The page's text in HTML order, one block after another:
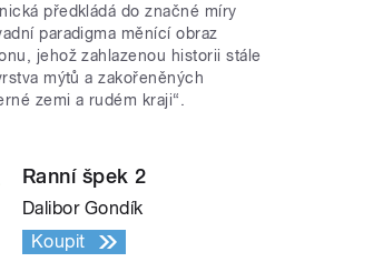
předkládá do značné míry
paradigma měnící obraz
jehož zahlazenou historii stále
mýtů a zakořeněných
zemi a rudém kraji“.
Ranní špek 2
Dalibor Gondík
Koupit